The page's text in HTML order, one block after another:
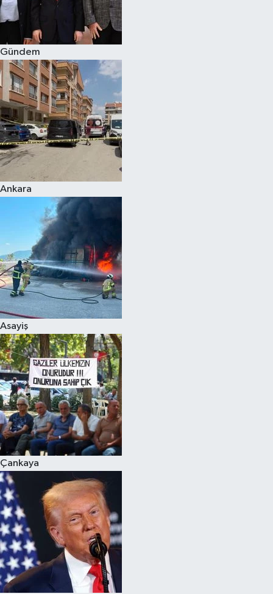
Gündem
Ankara
Asayiş
Çankaya
Burç Yorumları
Çocuk
Eğitim
Hava Durumu
Kadın
Kim kimdir?
Kültür Sanat
Sağlık
Siyaset
Teknoloji
Televizyon
Yaşam-Çevre